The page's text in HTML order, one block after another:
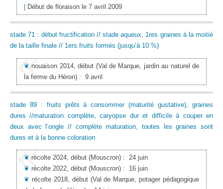
| Début de floraison le 7 avril 2009
stade 71 : début fructification // stade aqueux, 1res graines à la moitié
de la taille finale // 1ers fruits formés (jusqu’à 10 %)
❦nouaison 2014, début (Val de Marque, jardin au naturel de
la ferme du Héron): 9 avril
stade 89 : fruits prêts à consommer (maturité gustative), graines
dures //maturation complète, caryopse dur et difficile à couper en
deux avec l’ongle // complète maturation, toutes les graines sont
dures et à la bonne coloration
❦ récolte 2024, début (Mouscron): 24 juin
❦ récolte 2022, début (Mouscron): 16 juin
❦ récolte 2018, début (Val de Marque, potager pédagogique